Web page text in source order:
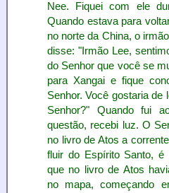
Nee. Fiquei com ele
Quando estava para
no norte da China, o
disse: "Irmão Lee,
do Senhor que você se
para Xangai e fique
Senhor. Você gostaria de
Senhor?" Quando fui
questão, recebi luz. O
no livro de Atos a
fluir do Espírito Santo,
que no livro de Atos
no mapa, começando